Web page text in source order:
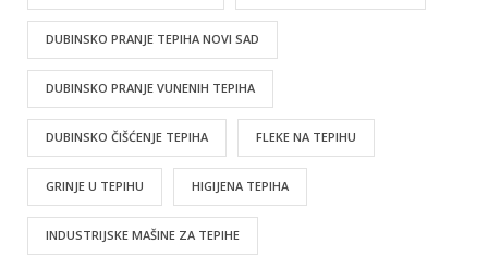
DUBINSKO PRANJE TEPIHA NOVI SAD
DUBINSKO PRANJE VUNENIH TEPIHA
DUBINSKO ČIŠĆENJE TEPIHA FLEKE NA TEPIHU
GRINJE U TEPIHU HIGIJENA TEPIHA
INDUSTRIJSKE MAŠINE ZA TEPIHE